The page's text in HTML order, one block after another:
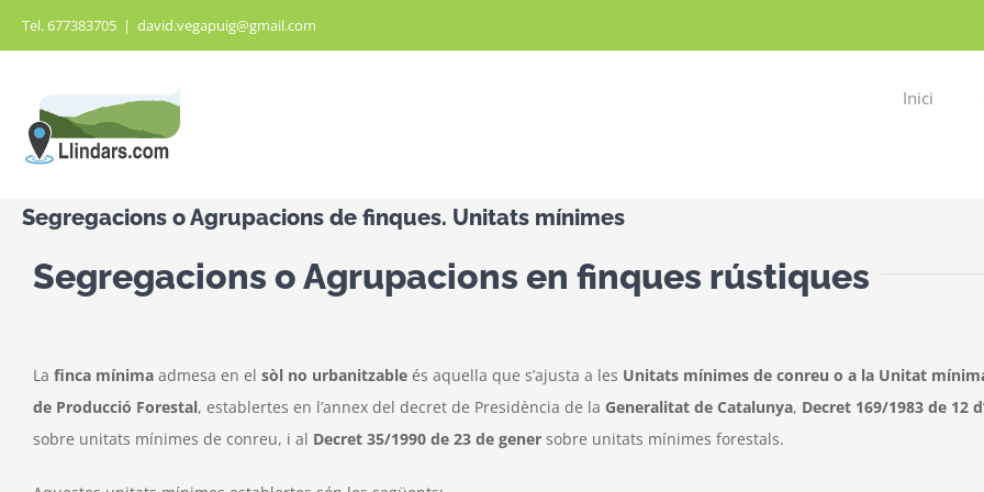
Saltar
al
Tel. 677383705 | david.vegapuig@gmail.com
Inici
Segregacions o Agrupacions de finques. Unitats mínimes
Segregacions o Agrupacions en finques rústiques
La finca mínima admesa en el sòl no urbanitzable és aquella que s’ajusta a les Unitats mínimes de conreu o a la Unitat
de Producció Forestal, establertes en l’annex del decret de Presidència de la Generalitat de Catalunya, Decret 169/1983 de 12
sobre unitats mínimes de conreu, i al Decret 35/1990 de 23 de gener sobre unitats mínimes forestals.